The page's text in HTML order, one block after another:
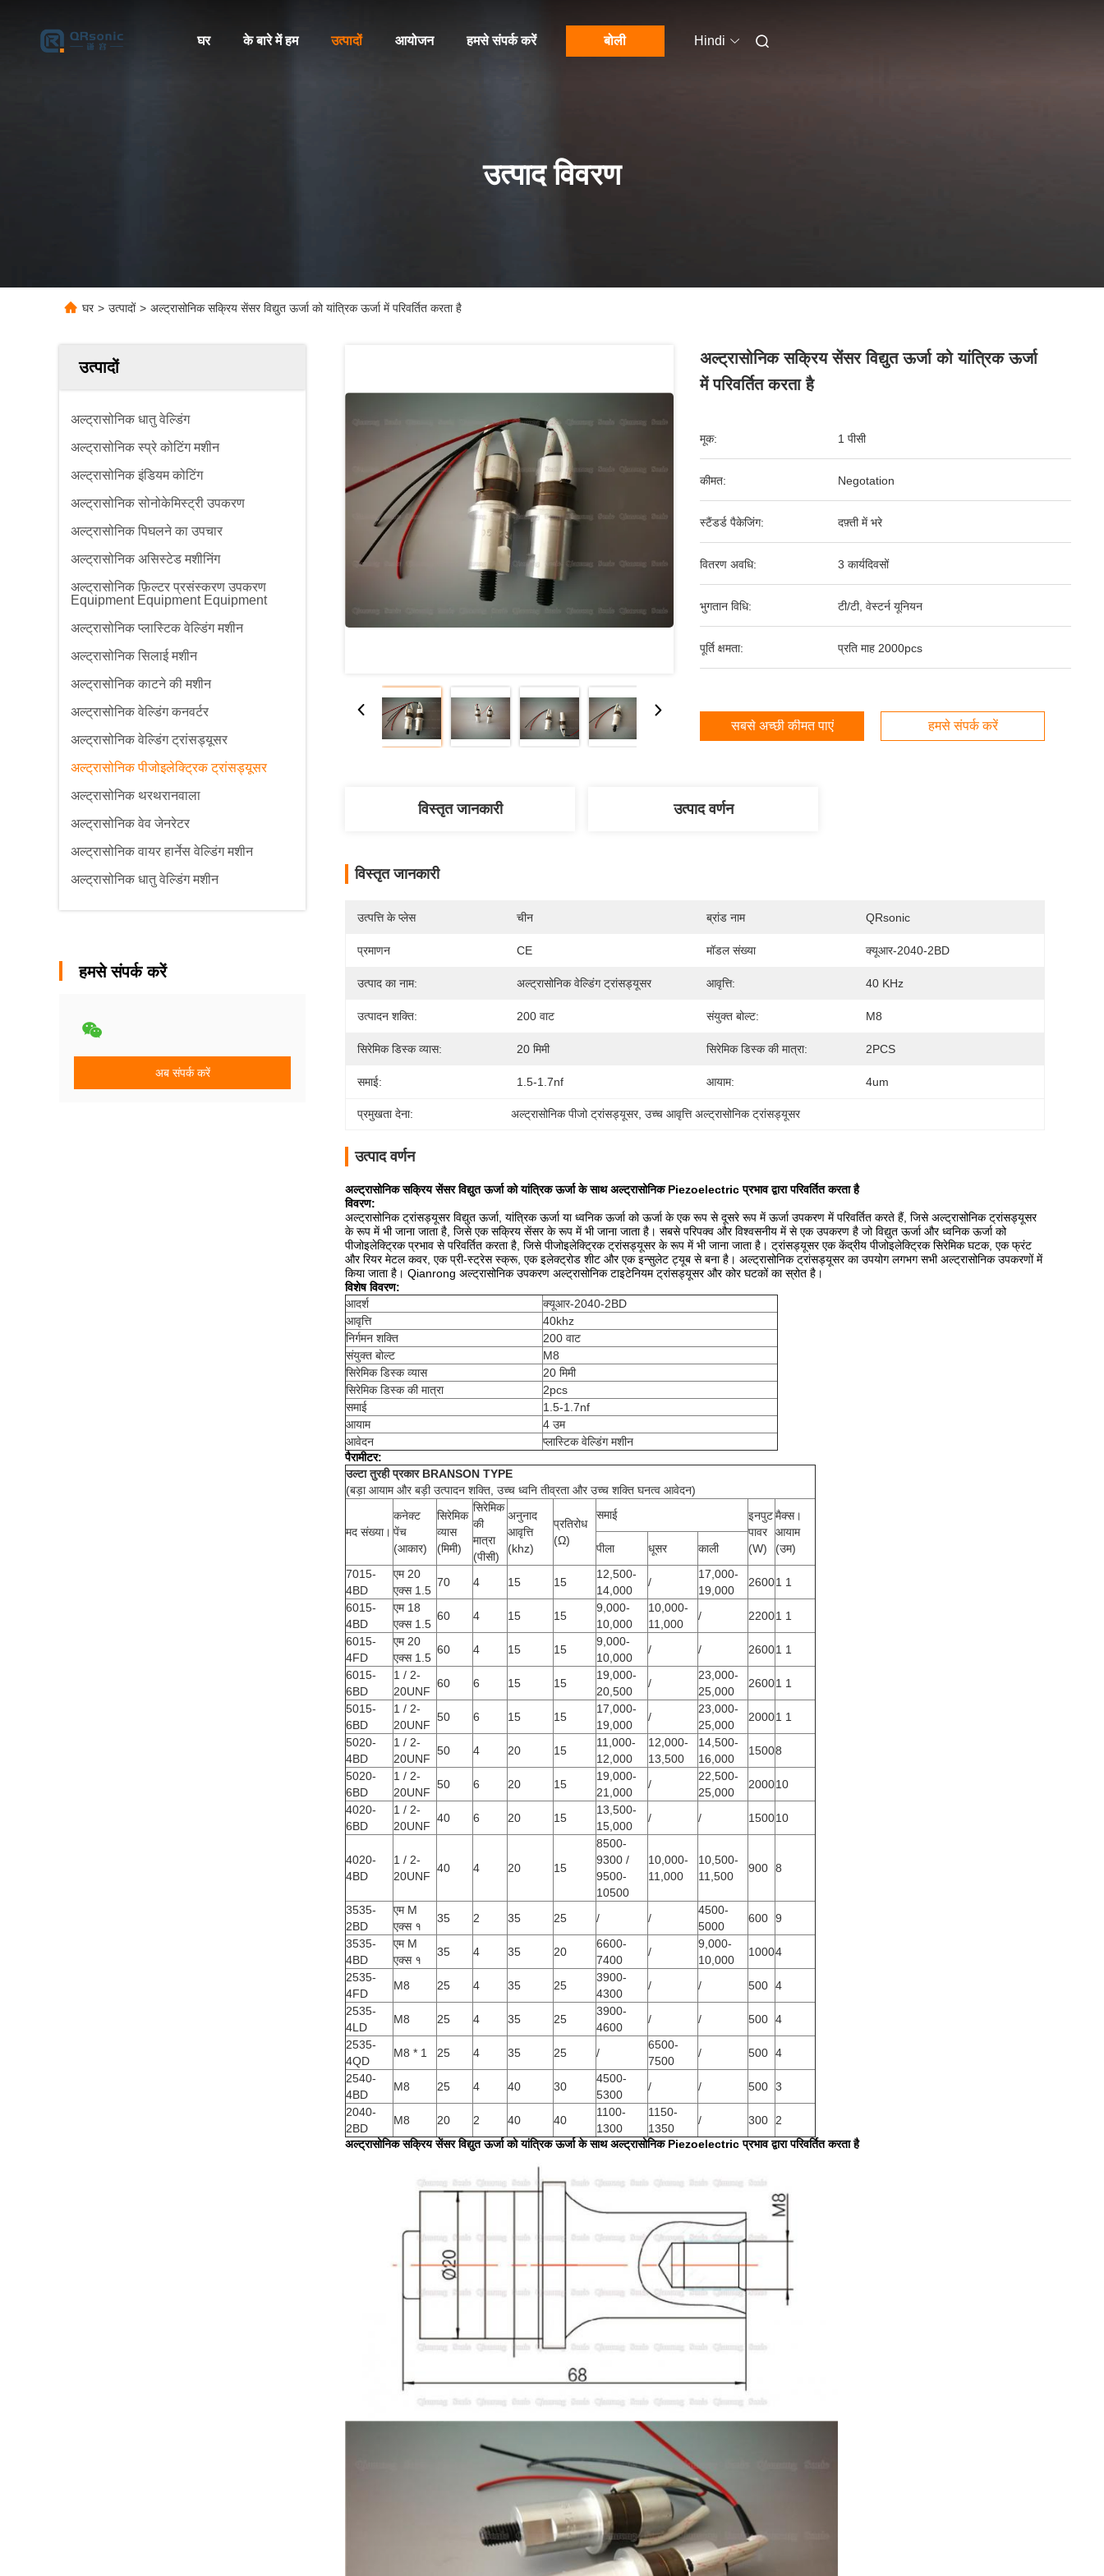
घर के बारे में हम उत्पादों आयोजन हमसे संपर्क करें बोली Hindi
उत्पाद विवरण
घर > उत्पादों > अल्ट्रासोनिक सक्रिय सेंसर विद्युत ऊर्जा को यांत्रिक ऊर्जा में परिवर्तित करता है
उत्पादों
अल्ट्रासोनिक धातु वेल्डिंग
अल्ट्रासोनिक स्प्रे कोटिंग मशीन
अल्ट्रासोनिक इंडियम कोटिंग
अल्ट्रासोनिक सोनोकेमिस्ट्री उपकरण
अल्ट्रासोनिक पिघलने का उपचार
अल्ट्रासोनिक असिस्टेड मशीनिंग
अल्ट्रासोनिक फ़िल्टर प्रसंस्करण उपकरण
Equipment Equipment Equipment
अल्ट्रासोनिक प्लास्टिक वेल्डिंग मशीन
अल्ट्रासोनिक सिलाई मशीन
अल्ट्रासोनिक काटने की मशीन
अल्ट्रासोनिक वेल्डिंग कनवर्टर
अल्ट्रासोनिक वेल्डिंग ट्रांसड्यूसर
अल्ट्रासोनिक पीजोइलेक्ट्रिक ट्रांसड्यूसर
अल्ट्रासोनिक थरथरानवाला
अल्ट्रासोनिक वेव जेनरेटर
अल्ट्रासोनिक वायर हार्नेस वेल्डिंग मशीन
अल्ट्रासोनिक धातु वेल्डिंग मशीन
हमसे संपर्क करें
अब संपर्क करें
अल्ट्रासोनिक सक्रिय सेंसर विद्युत ऊर्जा को यांत्रिक ऊर्जा
में परिवर्तित करता है
मूक: 1 पीसी
कीमत: Negotation
स्टैंडर्ड पैकेजिंग: दफ़्ती में भरे
वितरण अवधि: 3 कार्यदिवसों
भुगतान विधि: टी/टी, वेस्टर्न यूनियन
पूर्ति क्षमता: प्रति माह 2000pcs
सबसे अच्छी कीमत पाएं हमसे संपर्क करें
विस्तृत जानकारी उत्पाद वर्णन
विस्तृत जानकारी
उत्पत्ति के प्लेस चीन ब्रांड नाम QRsonic
प्रमाणन CE मॉडल संख्या क्यूआर-2040-2BD
उत्पाद का नाम: अल्ट्रासोनिक वेल्डिंग ट्रांसड्यूसर आवृत्ति: 40 KHz
उत्पादन शक्ति: 200 वाट संयुक्त बोल्ट: M8
सिरेमिक डिस्क व्यास: 20 मिमी सिरेमिक डिस्क की मात्रा: 2PCS
समाई: 1.5-1.7nf आयाम: 4um
प्रमुखता देना: अल्ट्रासोनिक पीजो ट्रांसड्यूसर, उच्च आवृत्ति अल्ट्रासोनिक ट्रांसड्यूसर
उत्पाद वर्णन
अल्ट्रासोनिक सक्रिय सेंसर विद्युत ऊर्जा को यांत्रिक ऊर्जा के साथ अल्ट्रासोनिक Piezoelectric प्रभाव द्वारा परिवर्तित करता है
विवरण:
अल्ट्रासोनिक ट्रांसड्यूसर विद्युत ऊर्जा, यांत्रिक ऊर्जा या ध्वनिक ऊर्जा को ऊर्जा के एक रूप से दूसरे रूप में ऊर्जा उपकरण में परिवर्तित करते हैं, जिसे अल्ट्रासोनिक ट्रांसड्यूसर
के रूप में भी जाना जाता है, जिसे एक सक्रिय सेंसर के रूप में भी जाना जाता है। सबसे परिपक्व और विश्वसनीय में से एक उपकरण है जो विद्युत ऊर्जा और ध्वनिक ऊर्जा को
पीजोइलेक्ट्रिक प्रभाव से परिवर्तित करता है, जिसे पीजोइलेक्ट्रिक ट्रांसड्यूसर के रूप में भी जाना जाता है। ट्रांसड्यूसर एक केंद्रीय पीजोइलेक्ट्रिक सिरेमिक घटक, एक फ्रंट
और रियर मेटल कवर, एक प्री-स्ट्रेस स्क्रू, एक इलेक्ट्रोड शीट और एक इन्सुलेट ट्यूब से बना है। अल्ट्रासोनिक ट्रांसड्यूसर का उपयोग लगभग सभी अल्ट्रासोनिक उपकरणों में
किया जाता है। Qianrong अल्ट्रासोनिक उपकरण अल्ट्रासोनिक टाइटेनियम ट्रांसड्यूसर और कोर घटकों का स्रोत है।
विशेष विवरण:
आदर्श
क्यूआर-2040-2BD
आवृत्ति
40khz
निर्गमन शक्ति
200 वाट
संयुक्त बोल्ट
M8
सिरेमिक डिस्क व्यास
20 मिमी
सिरेमिक डिस्क की मात्रा
2pcs
समाई
1.5-1.7nf
आयाम
4 उम
आवेदन
प्लास्टिक वेल्डिंग मशीन
पैरामीटर:
उल्टा तुरही प्रकार BRANSON TYPE
(बड़ा आयाम और बड़ी उत्पादन शक्ति, उच्च ध्वनि तीव्रता और उच्च शक्ति घनत्व आवेदन)
मद संख्या।
कनेक्ट
पेंच
(आकार)
सिरेमिक
व्यास
(मिमी)
सिरेमिक
की
मात्रा
(पीसी)
अनुनाद
आवृत्ति
(khz)
प्रतिरोध
(Ω)
समाई
इनपुट
पावर
(W)
मैक्स।
आयाम
(उम)
पीला धूसर
काली
7015-
4BD
एम 20
एक्स 1.5
70 4 15 15
12,500-
14,000
/
17,000-
19,000
26001 1
6015-
4BD
एम 18
एक्स 1.5
60 4 15 15
9,000-
10,000
10,000-
11,000
/ 22001 1
6015-
4FD
एम 20
एक्स 1.5
60 4 15 15
9,000-
10,000
/ / 26001 1
6015-
6BD
1 / 2-
20UNF
60 6 15 15
19,000-
20,500
/
23,000-
25,000
26001 1
5015-
6BD
1 / 2-
20UNF
50 6 15 15
17,000-
19,000
/
23,000-
25,000
20001 1
5020-
4BD
1 / 2-
20UNF
50 4 20 15
11,000-
12,000
12,000-
13,500
14,500-
16,000
15008
5020-
6BD
1 / 2-
20UNF
50 6 20 15
19,000-
21,000
/
22,500-
25,000
200010
4020-
6BD
1 / 2-
20UNF
40 6 20 15
13,500-
15,000
/ / 150010
4020-
4BD
1 / 2-
20UNF
40 4 20 15
8500-
9300 /
9500-
10500
10,000-
11,000
10,500-
11,500
900 8
3535-
2BD
एम M
एक्स १
35 2 35 25 / /
4500-
5000
600 9
3535-
4BD
एम M
एक्स १
35 4 35 20
6600-
7400
/
9,000-
10,000
10004
2535-
4FD
M8 25 4 35 25
3900-
4300
/ / 500 4
2535-
4LD
M8 25 4 35 25
3900-
4600
/ / 500 4
2535-
4QD
M8 * 1 25 4 35 25 /
6500-
7500
/ 500 4
2540-
4BD
M8 25 4 40 30
4500-
5300
/ / 500 3
2040-
2BD
M8 20 2 40 40
1100-
1300
1150-
1350
/ 300
2
अल्ट्रासोनिक सक्रिय सेंसर विद्युत ऊर्जा को यांत्रिक ऊर्जा के साथ अल्ट्रासोनिक Piezoelectric प्रभाव द्वारा परिवर्तित करता है